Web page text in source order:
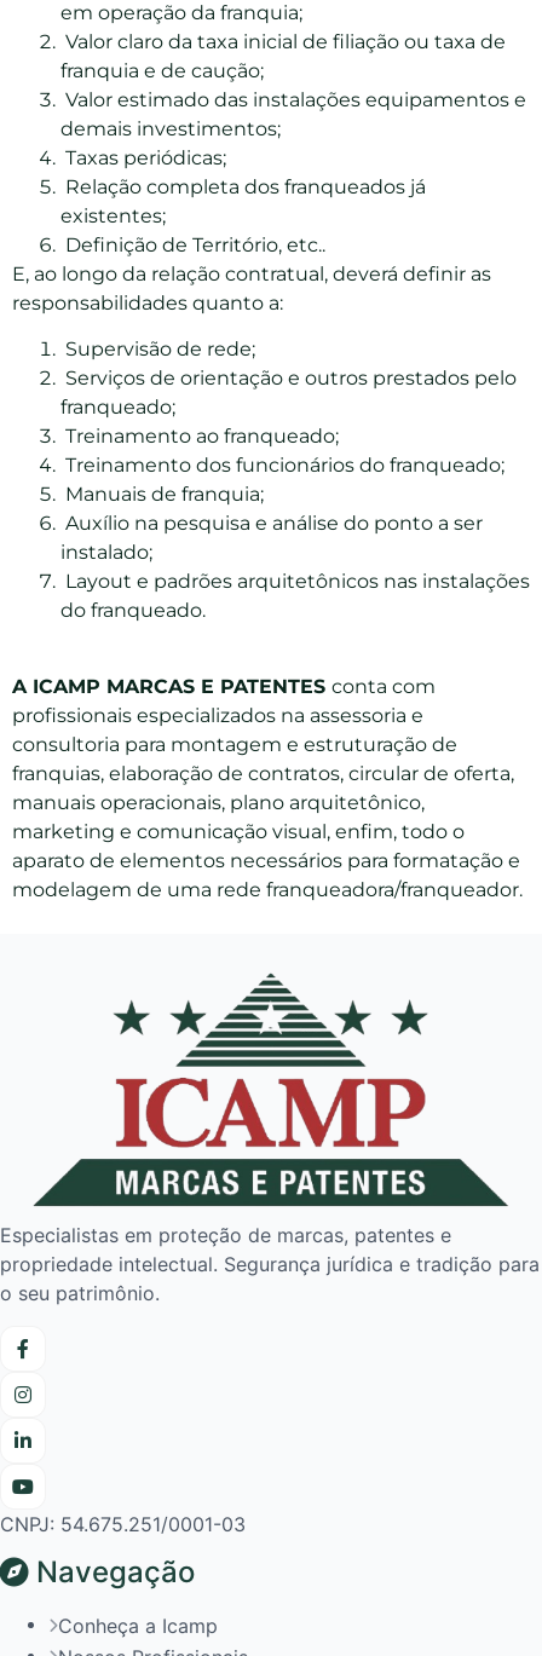
em operação da franquia;
Valor claro da taxa inicial de filiação ou taxa de
franquia e de caução;
Valor estimado das instalações equipamentos e
demais investimentos;
Taxas periódicas;
Relação completa dos franqueados já
existentes;
Definição de Território, etc..
E, ao longo da relação contratual, deverá definir as
responsabilidades quanto a:
Supervisão de rede;
Serviços de orientação e outros prestados pelo
franqueado;
Treinamento ao franqueado;
Treinamento dos funcionários do franqueado;
Manuais de franquia;
Auxílio na pesquisa e análise do ponto a ser
instalado;
Layout e padrões arquitetônicos nas instalações
do franqueado.
A ICAMP MARCAS E PATENTES conta com
profissionais especializados na assessoria e
consultoria para montagem e estruturação de
franquias, elaboração de contratos, circular de oferta,
manuais operacionais, plano arquitetônico,
marketing e comunicação visual, enfim, todo o
aparato de elementos necessários para formatação e
modelagem de uma rede franqueadora/franqueador.
Especialistas em proteção de marcas, patentes e
propriedade intelectual. Segurança jurídica e tradição para
o seu patrimônio.
CNPJ: 54.675.251/0001-03
Navegação
Conheça a Icamp